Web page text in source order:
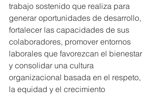
trabajo sostenido que realiza para
generar oportunidades de desarrollo,
fortalecer las capacidades de sus
colaboradores, promover entornos
laborales que favorezcan el bienestar
y consolidar una cultura
organizacional basada en el respeto,
la equidad y el crecimiento